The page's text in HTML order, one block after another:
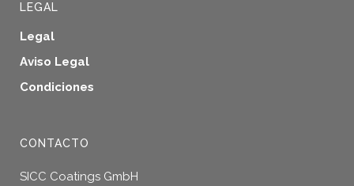
LEGAL
Legal
Aviso Legal
Condiciones
CONTACTO
SICC Coatings GmbH